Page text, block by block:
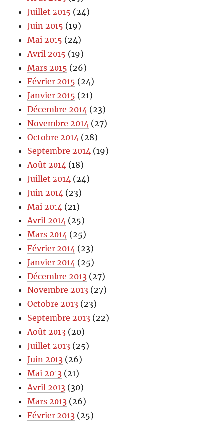
Juillet 2015 (24)
Juin 2015 (19)
Mai 2015 (24)
Avril 2015 (19)
Mars 2015 (26)
Février 2015 (24)
Janvier 2015 (21)
Décembre 2014 (23)
Novembre 2014 (27)
Octobre 2014 (28)
Septembre 2014 (19)
Août 2014 (18)
Juillet 2014 (24)
Juin 2014 (23)
Mai 2014 (21)
Avril 2014 (25)
Mars 2014 (25)
Février 2014 (23)
Janvier 2014 (25)
Décembre 2013 (27)
Novembre 2013 (27)
Octobre 2013 (23)
Septembre 2013 (22)
Août 2013 (20)
Juillet 2013 (25)
Juin 2013 (26)
Mai 2013 (21)
Avril 2013 (30)
Mars 2013 (26)
Février 2013 (25)